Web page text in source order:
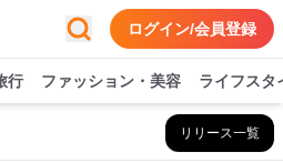
ログイン/会員登録
行 ファッション・美容 ライフスタ
リリース一覧